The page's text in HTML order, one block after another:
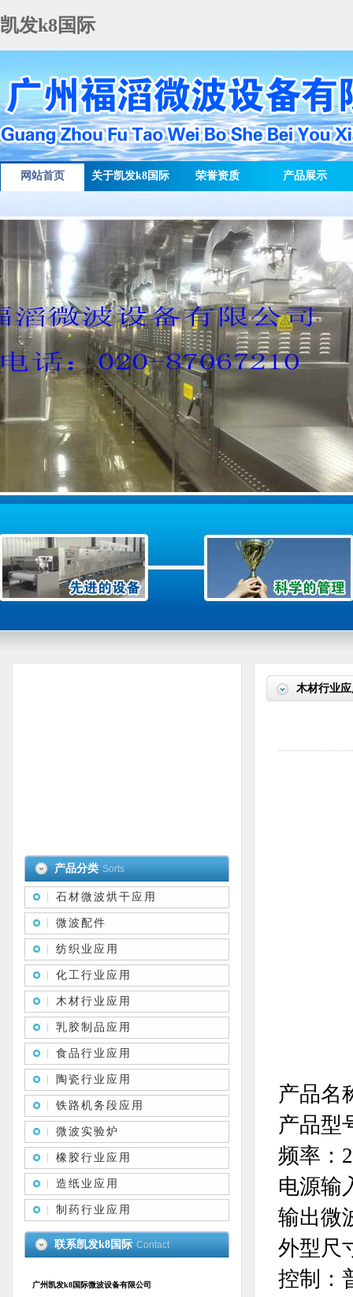
凯发k8国际
网站首页 关于凯发k8国际 荣誉资质 产品展示
产品分类 Sorts
石材微波烘干应用
微波配件
纺织业应用
化工行业应用
木材行业应用
乳胶制品应用
食品行业应用
陶瓷行业应用
铁路机务段应用
微波实验炉
橡胶行业应用
造纸业应用
制药行业应用
联系凯发k8国际 Contact
广州凯发k8国际微波设备有限公司
木材行业
产品名
产品型
频率：
电源输
输出微
外型尺
控制：